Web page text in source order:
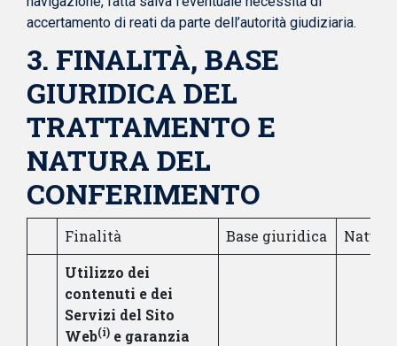
accertamento di reati da parte dell’autorità giudiziaria.
3. FINALITÀ, BASE
GIURIDICA DEL
TRATTAMENTO E
NATURA DEL
CONFERIMENTO
Finalità Base giuridica Natura
Utilizzo dei
contenuti e dei
Servizi del Sito
Web(i) e garanzia